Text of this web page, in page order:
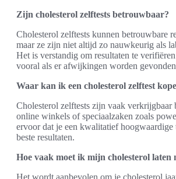
Zijn cholesterol zelftests betrouwbaar?
Cholesterol zelftests kunnen betrouwbare
maar ze zijn niet altijd zo nauwkeurig als
Het is verstandig om resultaten te
vooral als er afwijkingen worden
Waar kan ik een cholesterol zelftest
Cholesterol zelftests zijn vaak verkrijgbaar
online winkels of speciaalzaken zoals
ervoor dat je een kwalitatief hoogwaardige
beste resultaten.
Hoe vaak moet ik mijn cholesterol laten
Het wordt aanbevolen om je cholesterol